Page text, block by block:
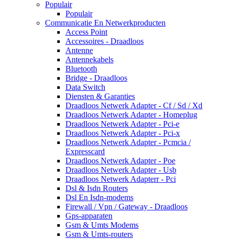
Populair
Populair
Communicatie En Netwerkproducten
Access Point
Accessoires - Draadloos
Antenne
Antennekabels
Bluetooth
Bridge - Draadloos
Data Switch
Diensten & Garanties
Draadloos Netwerk Adapter - Cf / Sd / Xd
Draadloos Netwerk Adapter - Homeplug
Draadloos Netwerk Adapter - Pci-e
Draadloos Netwerk Adapter - Pci-x
Draadloos Netwerk Adapter - Pcmcia /
Expresscard
Draadloos Netwerk Adapter - Poe
Draadloos Netwerk Adapter - Usb
Draadloos Netwerk Adapterr - Pci
Dsl & Isdn Routers
Dsl En Isdn-modems
Firewall / Vpn / Gateway - Draadloos
Gps-apparaten
Gsm & Umts Modems
Gsm & Umts-routers